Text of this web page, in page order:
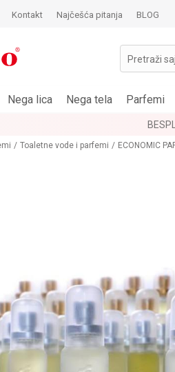
Kontakt Najčešća pitanja BLOG
Pretraži
Nega lica Nega tela Parfemi
Toaletne vode i parfemi ECONOMIC